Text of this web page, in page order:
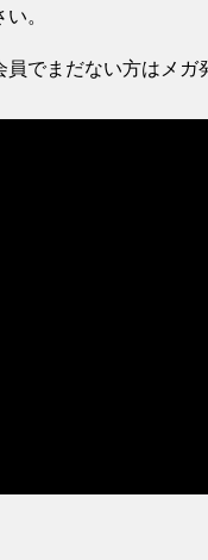
。
でまだない方はメ